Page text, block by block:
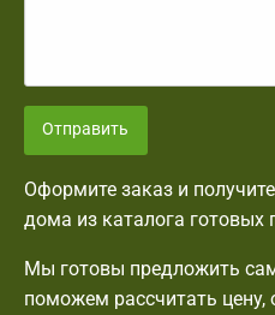
Отправить
Оформите заказ и
дома из каталога готовых
Мы готовы предложить
поможем рассчитать